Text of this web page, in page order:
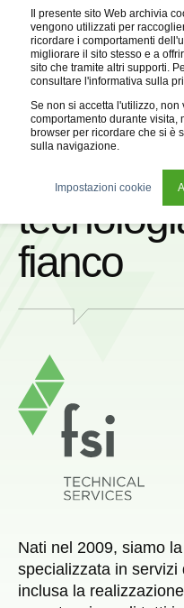
Il presente sito Web archivia
vengono utilizzati per
ricordare i comportamenti
migliorare il sito stesso e a
sito che tramite altri supporti.
consultare l'informativa sulla
Se non si accetta l'utilizzo, non
comportamento durante visita,
browser per ricordare che si è
sulla navigazione.
Impostazioni cookie
Ingegno
fianco
Nati nel 2009, siamo
specializzata in servizi
inclusa la